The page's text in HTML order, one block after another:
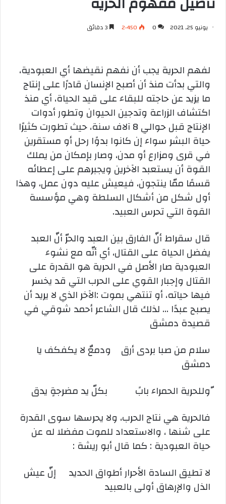
يونيو 25, 2021 0 2٬450
لفهم الحرية يجب أن نفهم نقيضها أي العبودية،
والتي بدأت منذ أن أصبح الإنسان قادرًا على إنتاج
ما يزيد عن حاجته للبقاء على قيد الحياة، أي منذ
اكتشاف الزراعة وتدجين الحيوان وتطور أدوات
الإنتاج قبل حوالي 8 آلاف سنة، حيث تطورت كثيرًا
حياة البشر سواء إن كانوا بدوًا رحل أو مستقرين
في قرى ومزارع أو مدن، وصار بإمكان من يملك
القوة أن يستعبد الآخرين ويجبرهم على إعطائه
قسمًا ممّا ينتجون، فيعيش عليه دون عمل، وهذا
أول شكل من أشكال السلطة وهي مؤسسة
القوة التي تحرس العبيد.
قال سقراط أنّ الفارق بين العبد والحرّ أنّ العبد
يفضل الحياة على القتال، أي أنّه مع نشوء
العبودية صار الأصل في الحرية هو القدرة على
القتال وإجبار القوي على الحرب التي قد يخسر
فيها حياته، أو تنتهي بموت :الآخر الذي لا يريد أن
يصبح عبدًا … لذلك قال الشاعر أحمد شوقي في
قصيدة دمشق
سلام من صبا بردى أرق ودمعٌ لا يكفكف يا
دمشق
ّوللحرية الحمراء بابً بكلّ يد مضرجةٍ يدق
فالحرية هي نتاج الحرب، ولا يحرسها سوى القدرة
على شنها ، والاستعداد للموت مفضلا له عن
حياة العبودية : كما قال أبو ريشة :
لا تطيق السادة الأحرار أطواق الحديد إنّ عيش
الذل والإرهاق أولى بالعبيد